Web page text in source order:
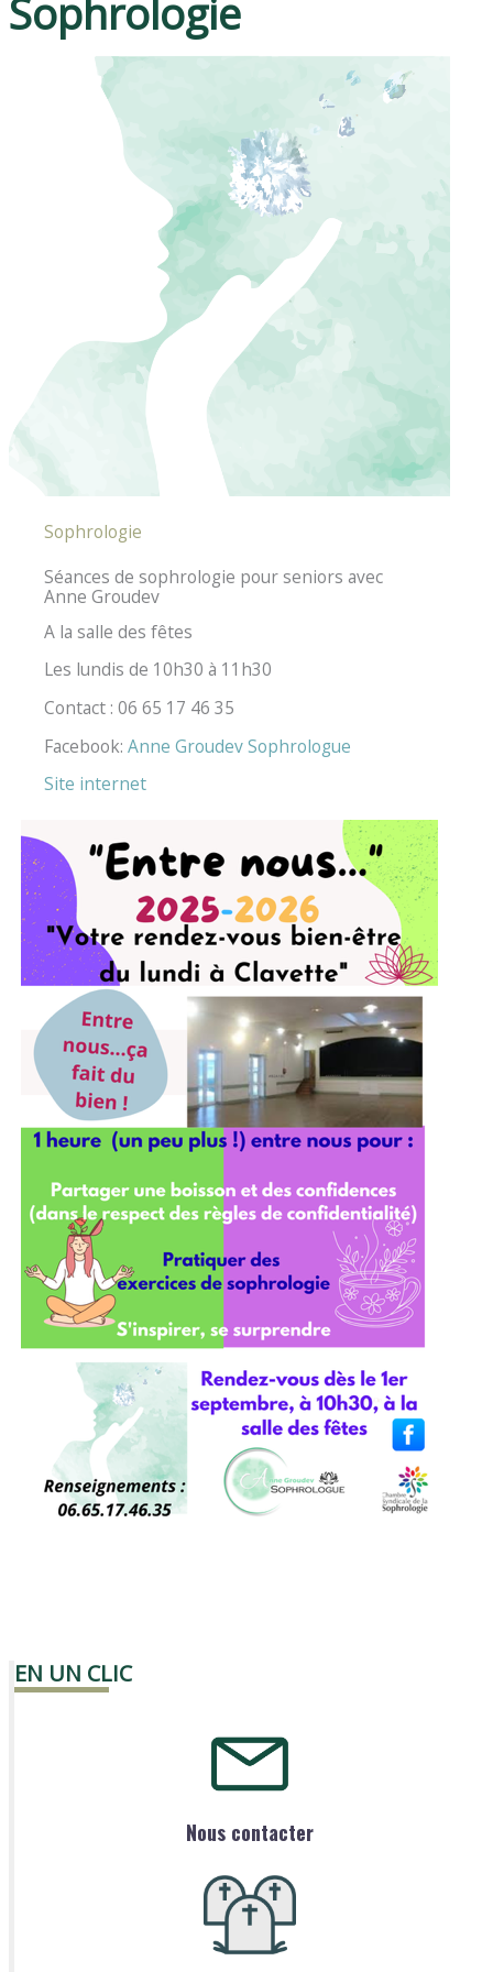
Sophrologie
Sophrologie
Séances de sophrologie pour seniors avec
Anne Groudev
A la salle des fêtes
Les lundis de 10h30 à 11h30
Contact : 06 65 17 46 35
Facebook:Anne Groudev Sophrologue
Site internet
EN UN CLIC
Nous contacter